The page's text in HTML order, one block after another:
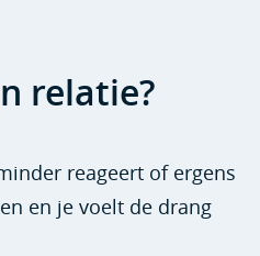
relatie?
reageert of ergens
en je voelt de drang